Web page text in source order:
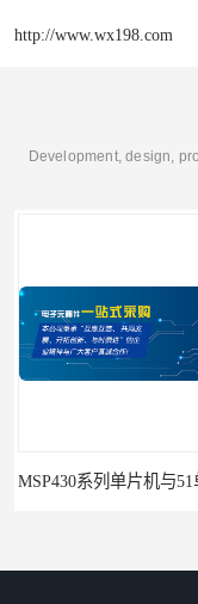
http://www.wx198.com
Development, design,